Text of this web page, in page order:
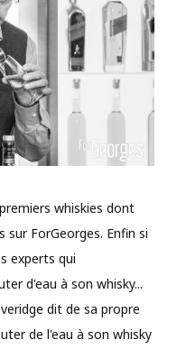
whiskies dont
ForGeorges. Enfin si
experts qui
d'eau à son whisky...
dit de sa propre
de l'eau à son whisky